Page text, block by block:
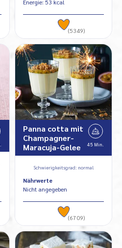
Energie: 53 kcal
(5349)
Panna cotta mit
Champagner-
Maracuja-Gelee
45 Min.
Schwierigkeitsgrad: normal
Nährwerte
Nicht angegeben
(6709)